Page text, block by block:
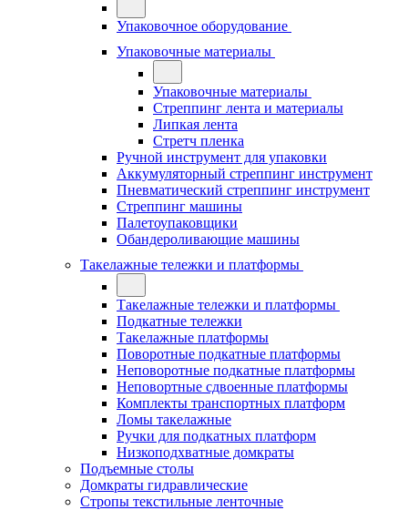
Упаковочное оборудование
Упаковочные материалы
Упаковочные материалы
Стреппинг лента и материалы
Липкая лента
Стретч пленка
Ручной инструмент для упаковки
Аккумуляторный стреппинг инструмент
Пневматический стреппинг инструмент
Стреппинг машины
Палетоупаковщики
Обандероливающие машины
Такелажные тележки и платформы
Такелажные тележки и платформы
Подкатные тележки
Такелажные платформы
Поворотные подкатные платформы
Неповоротные подкатные платформы
Неповортные сдвоенные платформы
Комплекты транспортных платформ
Ломы такелажные
Ручки для подкатных платформ
Низкоподхватные домкраты
Подъемные столы
Домкраты гидравлические
Стропы текстильные ленточные